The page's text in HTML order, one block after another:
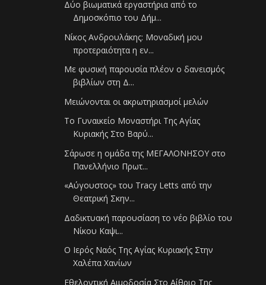
Δύο βιωματικά εργαστήρια από το
Δημοσκόπιο του Δήμ...
Νίκος Ανδρουλάκης: Μοναδική μου
προτεραιότητα η εν...
Με φυσική παρουσία πλέον ο δανεισμός
βιβλίων στη Δ...
Μειώνονται οι ακρωτηριασμοί μελών
Το Γυναικείο Μοναστήρι Της Αγίας
Κυριακής Στο Βαρύ...
Σάρωσε η ομάδα της ΜΕΓΑΛΟΝΗΣΟΥ στο
Πανελλήνιο Πρωτ...
«Αύγουστος» του Tracy Letts από την
Θεατρική Σκην...
Δαδικτυακή παρουσίαση το νέο βιβλίο του
Νίκου Καψι...
Ο Ιερός Ναός Της Αγίας Κυριακής Στην
Χαλέπα Χανίων
Εθελοντική Αιμοδοσία Στο Αίθριο Της